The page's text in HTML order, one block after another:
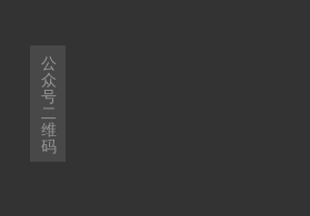
公
众
号
二
维
码